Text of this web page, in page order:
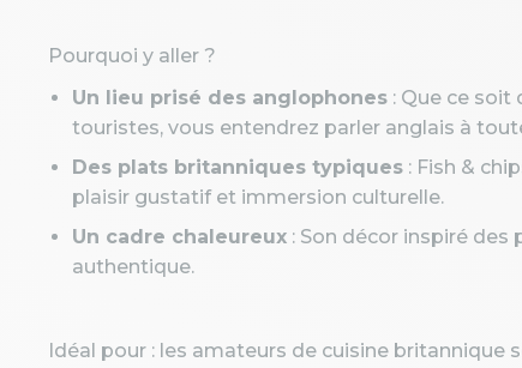
Pourquoi y aller ?
Un lieu prisé des anglophones : Que ce soit
touristes, vous entendrez parler anglais à
Des plats britanniques typiques : Fish &
plaisir gustatif et immersion culturelle.
Un cadre chaleureux : Son décor inspiré
authentique.
Idéal pour : les amateurs de cuisine britannique